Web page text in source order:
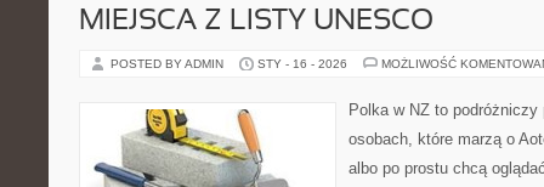
MIEJSCA Z LISTY UNESCO
POSTED BY ADMIN STY - 16 - 2026 MOŻLIWOŚĆ
Polka w NZ to
osobach, które marzą o
albo po prostu chcą